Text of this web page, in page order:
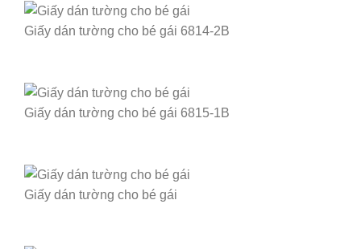
Giấy dán tường cho bé gái 6814-2B
Giấy dán tường cho bé gái 6815-1B
Giấy dán tường cho bé gái